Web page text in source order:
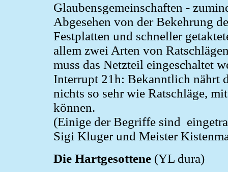
Glaubensgemeinschaften -
Abgesehen von der Bekehrung
Festplatten und schneller
allem zwei Arten von
muss das Netzteil eingeschaltet
Interrupt 21h: Bekanntlich nährt
nichts so sehr wie Ratschläge,
können.
(Einige der Begriffe sind
Sigi Kluger und Meister
Die Hartgesottene (YL dura)